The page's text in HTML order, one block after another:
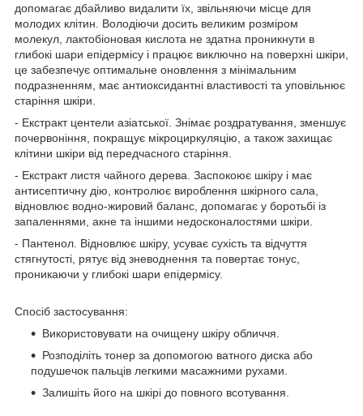
допомагає дбайливо видалити їх, звільняючи місце для
молодих клітин. Володіючи досить великим розміром
молекул, лактобіоновая кислота не здатна проникнути в
глибокі шари епідермісу і працює виключно на поверхні шкіри,
це забезпечує оптимальне оновлення з мінімальним
подразненням, має антиоксидантні властивості та уповільнює
старіння шкіри.
- Екстракт центели азіатської. Знімає роздратування, зменшує
почервоніння, покращує мікроциркуляцію, а також захищає
клітини шкіри від передчасного старіння.
- Екстракт листя чайного дерева. Заспокоює шкіру і має
антисептичну дію, контролює вироблення шкірного сала,
відновлює водно-жировий баланс, допомагає у боротьбі із
запаленнями, акне та іншими недосконалостями шкіри.
- Пантенол. Відновлює шкіру, усуває сухість та відчуття
стягнутості, рятує від зневоднення та повертає тонус,
проникаючи у глибокі шари епідермісу.
Спосіб застосування:
Використовувати на очищену шкіру обличчя.
Розподіліть тонер за допомогою ватного диска або
подушечок пальців легкими масажними рухами.
Залишіть його на шкірі до повного всотування.